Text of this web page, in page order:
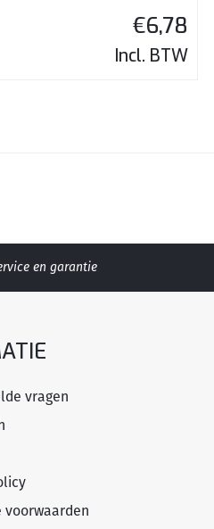
€6,78
Incl. BTW
en garantie
vragen
voorwaarden